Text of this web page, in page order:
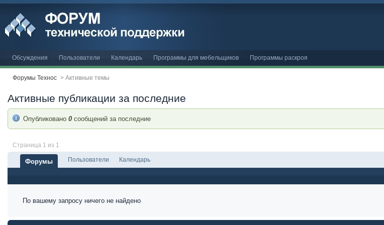
Обсуждения Пользователи Календарь Программы для мебельщиков Программы раскроя
Форумы Технос > Активные темы
Активные публикации за последние
Опубликовано 0 сообщений за последние
Страница 1 из 1
Форумы Пользователи Календарь
По вашему запросу ничего не найдено